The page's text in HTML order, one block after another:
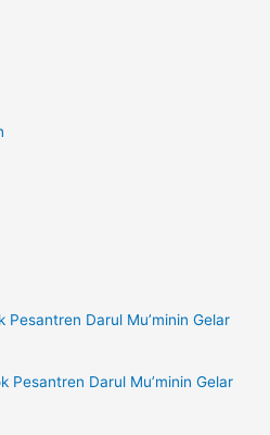
Pesantren Darul Mu’minin Gelar
Pesantren Darul Mu’minin Gelar